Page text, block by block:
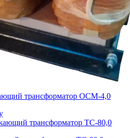
трансформатор ОСМ-4,0